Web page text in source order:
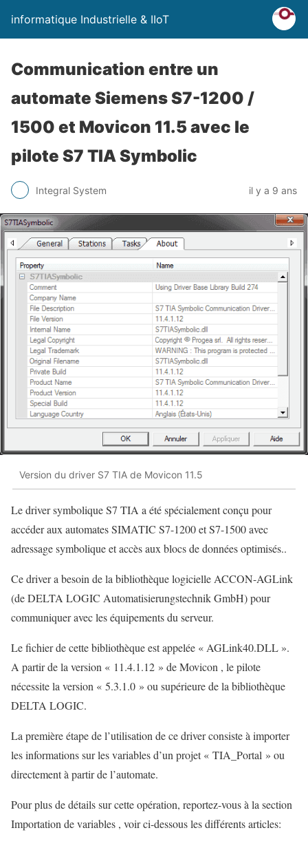
informatique Industrielle & IIoT
Communication entre un
automate Siemens S7-1200 /
1500 et Movicon 11.5 avec le
pilote S7 TIA Symbolic
Integral System il y a 9 ans
Version du driver S7 TIA de Movicon 11.5
Le driver symbolique S7 TIA a été spécialement conçu pour
accéder aux automates SIMATIC S7-1200 et S7-1500 avec
adressage symbolique et accès aux blocs de données optimisés..
Ce driver a besoin de la bibliothèque logicielle ACCON-AGLink
(de DELTA LOGIC Automatisierungstechnik GmbH) pour
communiquer avec les équipements du serveur.
Le fichier de cette bibliothèque est appelée « AGLink40.DLL ».
A partir de la version « 11.4.1.12 » de Movicon , le pilote
nécessite la version « 5.3.1.0 » ou supérieure de la bibliothèque
DELTA LOGIC.
La première étape de l’utilisation de ce driver consiste à importer
les informations sur les variables d’un projet « TIA_Portal » ou
directement à partir de l’automate.
Pour plus de détails sur cette opération, reportez-vous à la section
Importation de variables , voir ci-dessous les différents articles: